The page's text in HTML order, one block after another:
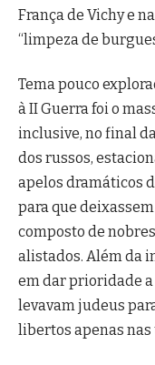
França de Vichy e
“limpeza de
Tema pouco
à II Guerra foi o
inclusive, no final
dos russos,
apelos dramáticos
para que
composto de
alistados. Além da
em dar prioridade
levavam judeus
libertos apenas